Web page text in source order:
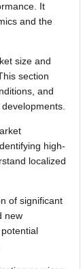
It
and the
size and
section
and
high-
localized
of significant
new